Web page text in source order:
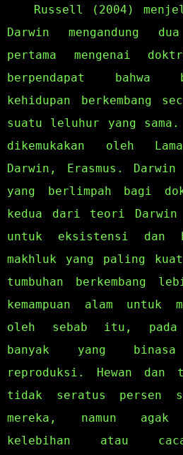
Russell (2004)
Darwin mengandung
pertama mengenai
berpendapat bahwa
kehidupan berkembang
suatu leluhur yang
dikemukakan oleh
Darwin, Erasmus.
yang berlimpah bagi
kedua dari teori Darwin
untuk eksistensi dan
makhluk yang paling
tumbuhan berkembang
kemampuan alam untuk
oleh sebab itu, pada
banyak yang
reproduksi. Hewan dan
tidak seratus persen
mereka, namun agak
kelebihan atau